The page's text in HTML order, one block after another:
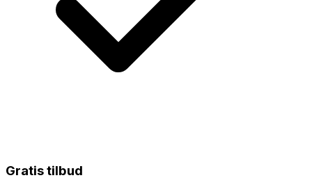
Gratis tilbud